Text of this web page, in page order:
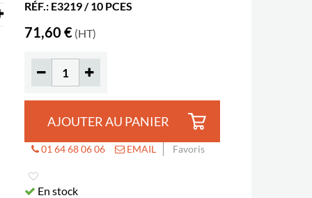
RÉF.: E3219 / 10 PCES
71,60 € (HT)
AJOUTER AU PANIER
01 64 68 06 06 EMAIL Favoris
En stock